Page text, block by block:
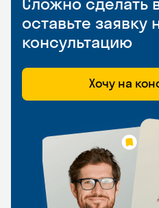
оставьте заявку
консультацию
Хочу на